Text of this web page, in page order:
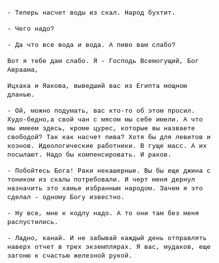
- Теперь насчет воды из скал. Народ бухтит.
- Чего надо?
- Да что все вода и вода. А пиво вам слабо?
Вот я тебе дам слабо. Я - Господь Всемогущий, Бог
Авраама,
Ицхака и Яакова, выведший вас из Египта мощною
дланью.
- Ой, можно подумать, вас кто-то об этом просил.
Худо-бедно,а свой чан с мясом мы себе имели. А что
мы имеем здесь, кроме цурес, которые вы назваете
свободой? Так как насчет пива? Хотя бы для левитов и
коэнов. Идеологические работники. В гуще масс. А их
посылают. Надо бы компенсировать. И раков.
- Побойтесь Бога! Раки некашерные. Вы бы еще джина с
тоником из скалы потребовали. И черт меня дернул
назначить это хамье избранным народом. Зачем я это
сделал - одному Богу известно.
- Ну все, мне к кодлу надо. А то они там без меня
распустились.
- Ладно, канай. И не забывай каждый день отправлять
наверх отчет в трех экземплярах. Я вас, мудаков, еще
загоню к счастью железной рукой.